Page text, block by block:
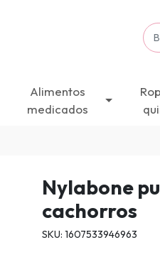
Alimentos
medicados
Nylabone
cachorros
SKU: 1607533946963